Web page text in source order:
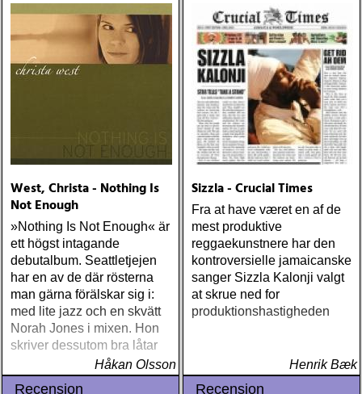
från en ung mans liv
West, Christa - Nothing Is
Not Enough
»Nothing Is Not Enough« är
ett högst intagande
debutalbum. Seattletjejen
har en av de där rösterna
man gärna förälskar sig i:
med lite jazz och en skvätt
Norah Jones i mixen. Hon
skriver dessutom bra låtar
Håkan Olsson
Sizzla - Crucial Times
Fra at have været en af de
mest produktive
reggaekunstnere har den
kontroversielle jamaicanske
sanger Sizzla Kalonji valgt
at skrue ned for
produktionshastigheden
Henrik Bæk
Recension Recension